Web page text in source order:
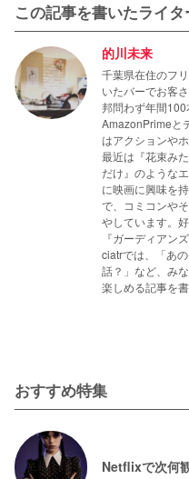
開いている後ろ戸を通って
れることで地震を引き起
ず)であると推測されていま
鹿島神宮には要石が祀られ
石が置かれ震災を鎮めて
この記事を書いたライタ
的川未来
千葉県在住のフ
いたバーでお客
邦問わず年間100
AmazonPrimeと
はアクションや
最近は『花束み
だけ』のような
に映画に興味を
で、コミコンや
やしています。
『ガーディアン
ciatrでは、「あ
話？」など、み
楽しめる記事を書
おすすめ特集
Netflixで次何